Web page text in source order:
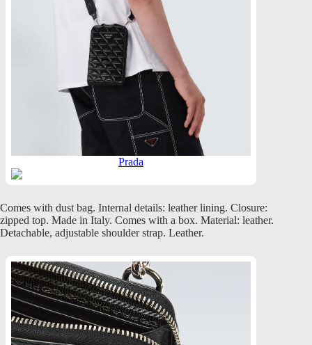
Prada
Comes with dust bag. Internal details: leather lining. Closure:
zipped top. Made in Italy. Comes with a box. Material: leather.
Detachable, adjustable shoulder strap. Leather.